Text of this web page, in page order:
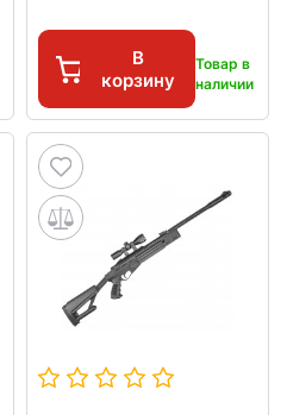
В
корзину
Товар в
наличии